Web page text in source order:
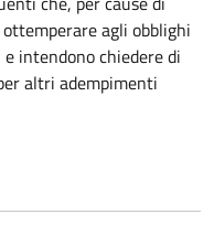
agli obblighi
intendono chiedere di
altri adempimenti